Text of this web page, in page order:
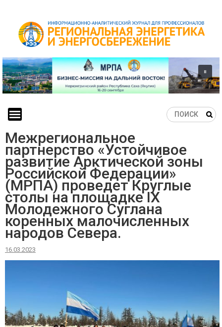
content
Межрегиональное
партнерство «Устойчивое
развитие Арктической зоны
Российской Федерации»
(МРПА) проведет Круглые
столы на площадке IX
Молодежного Суглана
коренных малочисленных
народов Севера.
16.03.2023